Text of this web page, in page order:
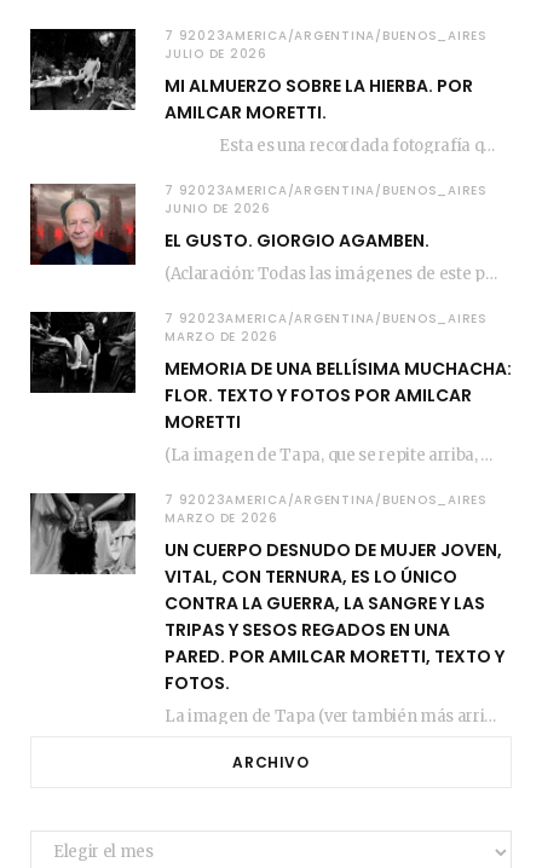
7 92023AMERICA/ARGENTINA/BUENOS_AIRES
JULIO DE 2026
MI ALMUERZO SOBRE LA HIERBA. POR
AMILCAR MORETTI.
Esta es una recordada fotografía que registré…
7 92023AMERICA/ARGENTINA/BUENOS_AIRES
JUNIO DE 2026
EL GUSTO. GIORGIO AGAMBEN.
(Aclaración: Todas las imágenes de este posteo fueron tomadas de Bloghemia.com, y todos los…
7 92023AMERICA/ARGENTINA/BUENOS_AIRES
MARZO DE 2026
MEMORIA DE UNA BELLÍSIMA MUCHACHA:
FLOR. TEXTO Y FOTOS POR AMILCAR
MORETTI
(La imagen de Tapa, que se repite arriba, fue compuesta por Amilcar Moretti el viernes…
7 92023AMERICA/ARGENTINA/BUENOS_AIRES
MARZO DE 2026
UN CUERPO DESNUDO DE MUJER JOVEN,
VITAL, CON TERNURA, ES LO ÚNICO
CONTRA LA GUERRA, LA SANGRE Y LAS
TRIPAS Y SESOS REGADOS EN UNA
PARED. POR AMILCAR MORETTI, TEXTO Y
FOTOS.
La imagen de Tapa (ver también más arriba) fue compuesta en estos días de febrero…
ARCHIVO
Archivo